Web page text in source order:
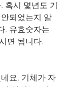
혹시 몇년도 기
되었는지 알
. 유효숫자는
면 됩니다.
요. 기체가 자